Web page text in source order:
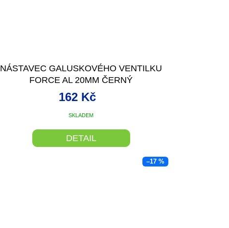
NÁSTAVEC GALUSKOVÉHO VENTILKU
FORCE AL 20MM ČERNÝ
SKLADEM
162 Kč
DETAIL
–17 %